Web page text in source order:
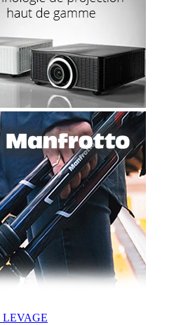
LEVAGE